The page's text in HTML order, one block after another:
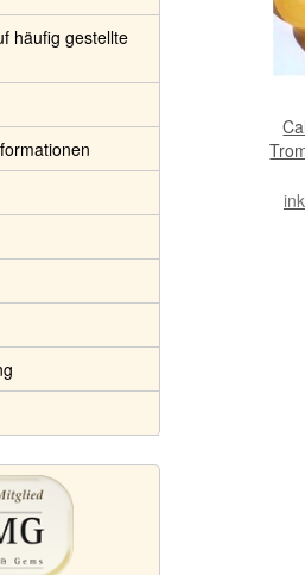
hell Rohsteine - ca. 50 g
3,50 €
70,00 € pro 1 kg
häufig gestellte